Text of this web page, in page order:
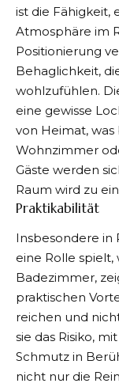
ist die Fähigkeit,
Atmosphäre im
Positionierung
Behaglichkeit,
wohlzufühlen.
eine gewisse
von Heimat,
Wohnzimmer
Gäste werden
Raum wird zu
Praktikabilität
Insbesondere in
eine Rolle
Badezimmer,
praktischen
reichen und
sie das Risiko,
Schmutz in
nicht nur die